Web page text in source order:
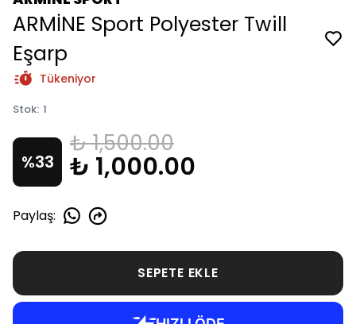
ARMİNE Sport Polyester Twill
Eşarp
Tükeniyor
Stok: 1
%33
₺ 1,500.00
₺ 1,000.00
Paylaş:
SEPETE EKLE